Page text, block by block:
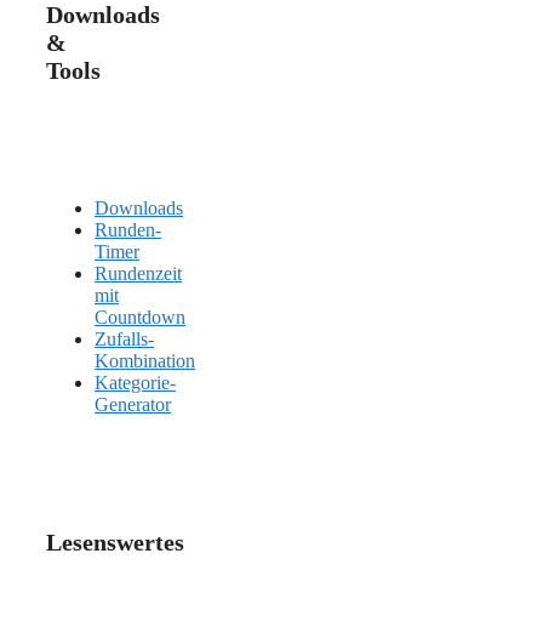
Downloads
&
Tools
Downloads
Runden-
Timer
Rundenzeit
mit
Countdown
Zufalls-
Kombination
Kategorie-
Generator
Lesenswertes